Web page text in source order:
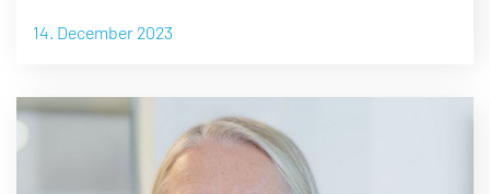
14. December 2023